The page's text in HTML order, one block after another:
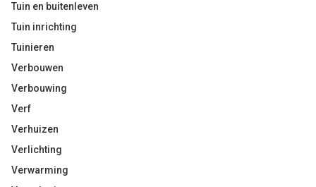
Tuin en buitenleven
Tuin inrichting
Tuinieren
Verbouwen
Verbouwing
Verf
Verhuizen
Verlichting
Verwarming